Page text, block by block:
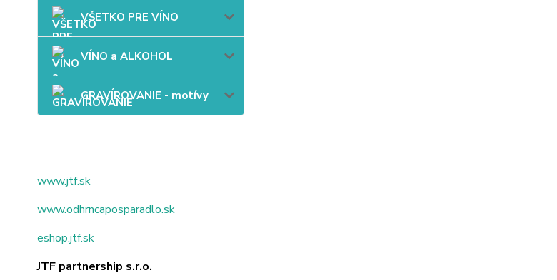
VŠETKO PRE VÍNO
VÍNO a ALKOHOL
GRAVÍROVANIE - motívy
www.jtf.sk
www.odhrncaposparadlo.sk
eshop.jtf.sk
JTF partnership s.r.o.